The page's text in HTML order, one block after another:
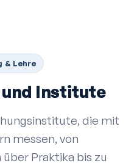
& Lehre
Institute
die mit
messen, von
Praktika bis zu